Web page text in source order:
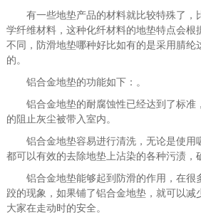
有一些地垫产品的材料就比较特殊了，
学纤维材料，这种化纤材料的地垫特点会根
不同，防滑地垫哪种好比如有的是采用腈纶
的。
铝合金地垫的功能如下：。
铝合金地垫的耐腐蚀性已经达到了标准
的阻止灰尘被带入室内。
铝合金地垫容易进行清洗，无论是使用
都可以有效的去除地垫上沾染的各种污渍，
铝合金地垫能够起到防滑的作用，在很
跤的现象，如果铺了铝合金地垫，就可以减
大家在走动时的安全。